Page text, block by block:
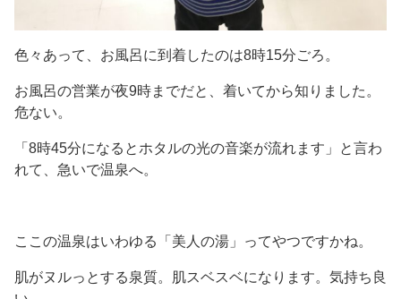
色々あって、お風呂に到着したのは8時15分ごろ。
お風呂の営業が夜9時までだと、着いてから知りました。
危ない。
「8時45分になるとホタルの光の音楽が流れます」と言わ
れて、急いで温泉へ。
ここの温泉はいわゆる「美人の湯」ってやつですかね。
肌がヌルっとする泉質。肌スベスベになります。気持ち良